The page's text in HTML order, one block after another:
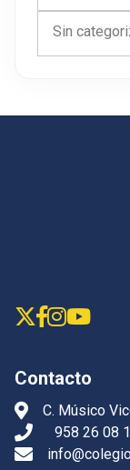
Sin
Contacto
C. Músico
958 26 08